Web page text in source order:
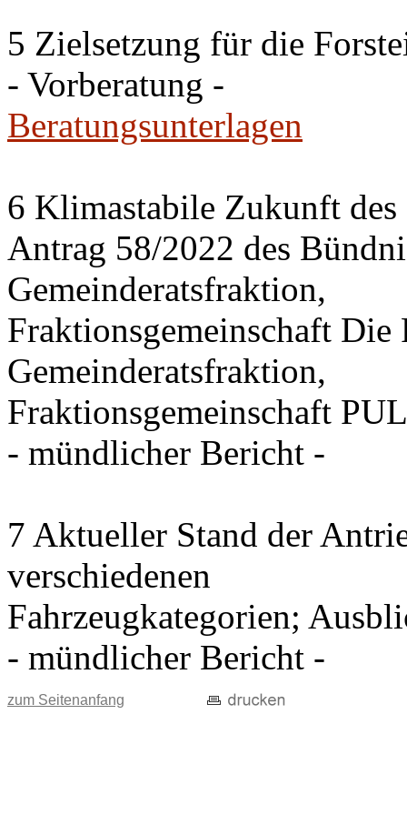
5 Zielsetzung für die
- Vorberatung -
Beratungsunterlagen
6 Klimastabile Zukunft des
Antrag 58/2022 des
Gemeinderatsfraktion,
Fraktionsgemeinschaft
Gemeinderatsfraktion,
Fraktionsgemeinschaft
- mündlicher Bericht -
7 Aktueller Stand der
verschiedenen
Fahrzeugkategorien;
- mündlicher Bericht -
zum Seitenanfang